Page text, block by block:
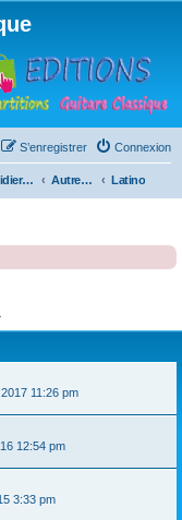
Connexion
S’enregistrer
Didierland Autres musiques Latino
11:26 pm
12:54 pm
3:33 pm